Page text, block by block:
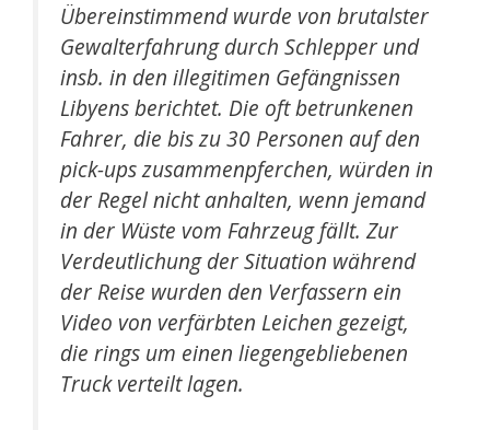
Übereinstimmend wurde von brutalster
Gewalterfahrung durch Schlepper und
insb. in den illegitimen Gefängnissen
Libyens berichtet. Die oft betrunkenen
Fahrer, die bis zu 30 Personen auf den
pick-ups zusammenpferchen, würden in
der Regel nicht anhalten, wenn jemand
in der Wüste vom Fahrzeug fällt. Zur
Verdeutlichung der Situation während
der Reise wurden den Verfassern ein
Video von verfärbten Leichen gezeigt,
die rings um einen liegengebliebenen
Truck verteilt lagen.